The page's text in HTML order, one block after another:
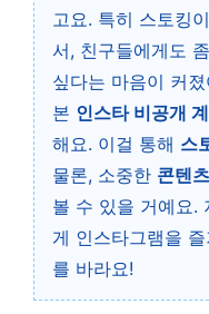
고요. 특히 스토킹
서, 친구들에게도
싶다는 마음이 커
본 인스타 비공개
해요. 이걸 통해 스
물론, 소중한 콘텐
볼 수 있을 거예요.
게 인스타그램을
를 바라요!